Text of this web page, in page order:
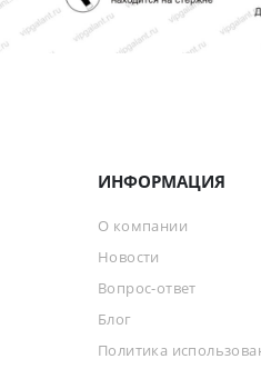
ИНФОРМАЦИЯ
О компании
Новости
Вопрос-ответ
Блог
Политика